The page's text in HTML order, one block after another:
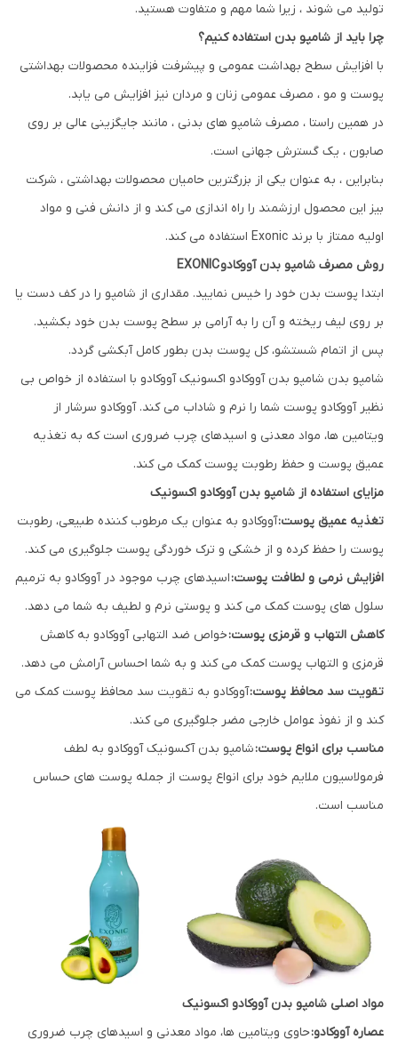
تولید می شوند ، زیرا شما مهم و متفاوت هستید.
چرا باید از شامپو بدن استفاده کنیم؟
با افزایش سطح بهداشت عمومی و پیشرفت فزاینده محصولات بهداشتی
پوست و مو ، مصرف عمومی زنان و مردان نیز افزایش می یابد.
در همین راستا ، مصرف شامپو های بدنی ، مانند جایگزینی عالی بر روی
صابون ، یک گسترش جهانی است.
بنابراین ، به عنوان یکی از بزرگترین حامیان محصولات بهداشتی ، شرکت
بیز این محصول ارزشمند را راه اندازی می کند و از دانش فنی و مواد
اولیه ممتاز با برند Exonic استفاده می کند.
روش مصرف شامپو بدن آووکادو EXONIC
ابتدا پوست بدن خود را خیس نمایید. مقداری از شامپو را در کف دست یا
بر روی لیف ریخته و آن را به آرامی بر سطح پوست بدن خود بکشید.
پس از اتمام شستشو، کل پوست بدن بطور کامل آبکشی گردد.
شامپو بدن شامپو بدن آووکادو اکسونیک آووکادو با استفاده از خواص بی
نظیر آووکادو پوست شما را نرم و شاداب می کند. آووکادو سرشار از
ویتامین ها، مواد معدنی و اسیدهای چرب ضروری است که به تغذیه
عمیق پوست و حفظ رطوبت پوست کمک می کند.
مزایای استفاده از شامپو بدن آووکادو اکسونیک
تغذیه عمیق پوست:آووکادو به عنوان یک مرطوب کننده طبیعی، رطوبت
پوست را حفظ کرده و از خشکی و ترک خوردگی پوست جلوگیری می کند.
افزایش نرمی و لطافت پوست:اسیدهای چرب موجود در آووکادو به ترمیم
سلول های پوست کمک می کند و پوستی نرم و لطیف به شما می دهد.
کاهش التهاب و قرمزی پوست:خواص ضد التهابی آووکادو به کاهش
قرمزی و التهاب پوست کمک می کند و به شما احساس آرامش می دهد.
تقویت سد محافظ پوست:آووکادو به تقویت سد محافظ پوست کمک می
کند و از نفوذ عوامل خارجی مضر جلوگیری می کند.
مناسب برای انواع پوست:شامپو بدن آکسونیک آووکادو به لطف
فرمولاسیون ملایم خود برای انواع پوست از جمله پوست های حساس
مناسب است.
مواد اصلی شامپو بدن آووکادو اکسونیک
عصاره آووکادو:حاوی ویتامین ها، مواد معدنی و اسیدهای چرب ضروری